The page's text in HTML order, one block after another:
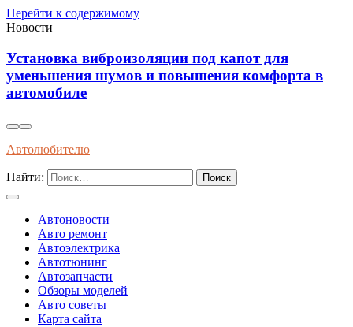
Перейти к содержимому
Новости
Установка виброизоляции под капот для
уменьшения шумов и повышения комфорта в
автомобиле
Автолюбителю
Найти:
Автоновости
Авто ремонт
Автоэлектрика
Автотюнинг
Автозапчасти
Обзоры моделей
Авто советы
Карта сайта